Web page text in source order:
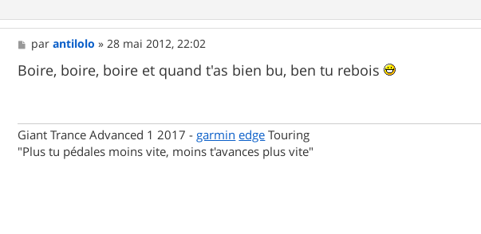
M
e
s
s
parantilolo » 28 mai 2012, 22:02
Boire, boire, boire et quand t'as bien bu, ben tu rebois
Giant Trance Advanced 1 2017 - garmin edge Touring
"Plus tu pédales moins vite, moins t'avances plus vite"